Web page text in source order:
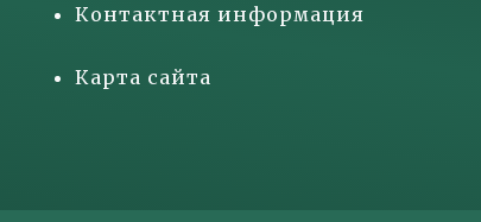
Контактная информация
Карта сайта